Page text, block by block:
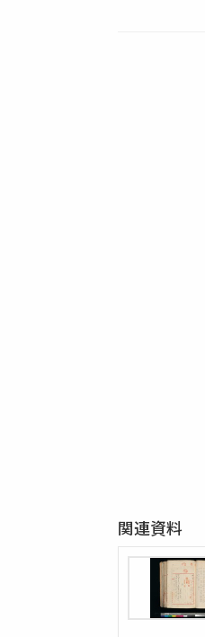
関連資料